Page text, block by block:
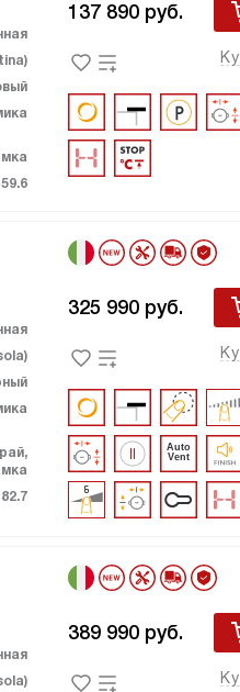
59.6
137 890 руб.
82.7
325 990 руб.
389 990 руб.